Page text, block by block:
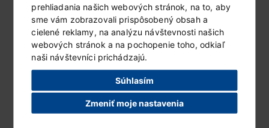
prehliadania našich webových stránok, na to, aby
sme vám zobrazovali prispôsobený obsah a
cielené reklamy, na analýzu návštevnosti našich
webových stránok a na pochopenie toho, odkiaľ
naši návštevníci prichádzajú.
Súhlasím
Zmeniť moje nastavenia